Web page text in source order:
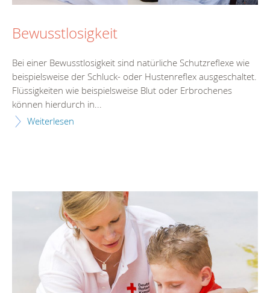
Bewusstlosigkeit
Bei einer Bewusstlosigkeit sind natürliche Schutzreflexe wie
beispielsweise der Schluck- oder Hustenreflex ausgeschaltet.
Flüssigkeiten wie beispielsweise Blut oder Erbrochenes
können hierdurch in...
Weiterlesen